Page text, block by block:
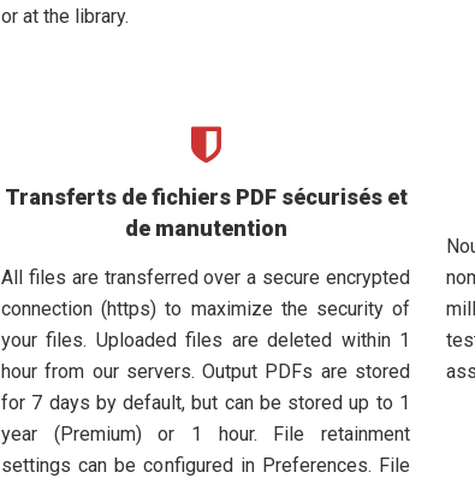
or at the library.
Transferts de fichiers PDF sécurisés et
de manutention
All files are transferred over a secure encrypted
connection (https) to maximize the security of
your files. Uploaded files are deleted within 1
hour from our servers. Output PDFs are stored
for 7 days by default, but can be stored up to 1
year (Premium) or 1 hour. File retainment
settings can be configured in Preferences. File